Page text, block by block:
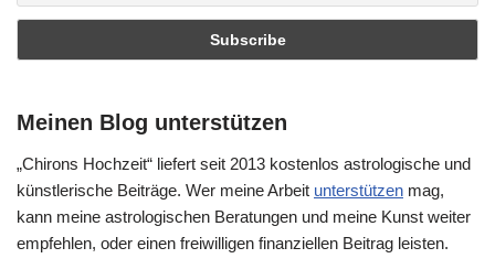
Meinen Blog unterstützen
„Chirons Hochzeit“ liefert seit 2013 kostenlos astrologische und
künstlerische Beiträge. Wer meine Arbeit unterstützen mag,
kann meine astrologischen Beratungen und meine Kunst weiter
empfehlen, oder einen freiwilligen finanziellen Beitrag leisten.